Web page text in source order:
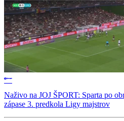
Naživo na JOJ ŠPORT: Sparta po
zápase 3. predkola Ligy majstrov